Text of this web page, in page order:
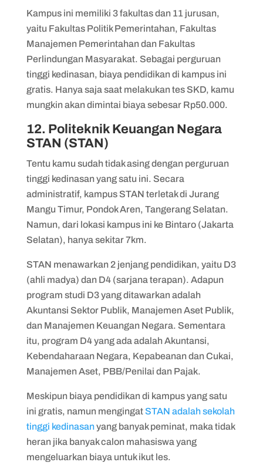
Kampus ini memiliki 3 fakultas dan 11 jurusan,
yaitu Fakultas Politik Pemerintahan, Fakultas
Manajemen Pemerintahan dan Fakultas
Perlindungan Masyarakat. Sebagai perguruan
tinggi kedinasan, biaya pendidikan di kampus ini
gratis. Hanya saja saat melakukan tes SKD, kamu
mungkin akan dimintai biaya sebesar Rp50.000.
12. Politeknik Keuangan Negara
STAN (STAN)
Tentu kamu sudah tidak asing dengan perguruan
tinggi kedinasan yang satu ini. Secara
administratif, kampus STAN terletak di Jurang
Mangu Timur, Pondok Aren, Tangerang Selatan.
Namun, dari lokasi kampus ini ke Bintaro (Jakarta
Selatan), hanya sekitar 7km.
STAN menawarkan 2 jenjang pendidikan, yaitu D3
(ahli madya) dan D4 (sarjana terapan). Adapun
program studi D3 yang ditawarkan adalah
Akuntansi Sektor Publik, Manajemen Aset Publik,
dan Manajemen Keuangan Negara. Sementara
itu, program D4 yang ada adalah Akuntansi,
Kebendaharaan Negara, Kepabeanan dan Cukai,
Manajemen Aset, PBB/Penilai dan Pajak.
Meskipun biaya pendidikan di kampus yang satu
ini gratis, namun mengingatSTAN adalah sekolah
tinggi kedinasanyang banyak peminat, maka tidak
heran jika banyak calon mahasiswa yang
mengeluarkan biaya untuk ikut les.